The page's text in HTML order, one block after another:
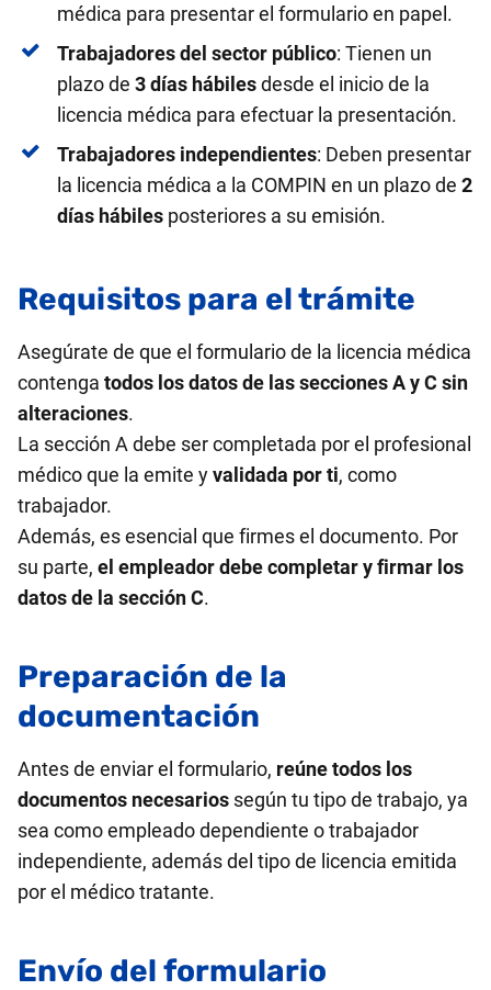
médica para presentar el formulario en papel.
Trabajadores del sector público: Tienen un
plazo de 3 días hábilesdesde el inicio de la
licencia médica para efectuar la presentación.
Trabajadores independientes: Deben presentar
la licencia médica a la COMPIN en un plazo de 2
días hábiles posteriores a su emisión.
Requisitos para el trámite
Asegúrate de que el formulario de la licencia médica
contenga todos los datos de las secciones A y C sin
alteraciones.
La sección A debe ser completada por el profesional
médico que la emite yvalidada por ti, como
trabajador.
Además, es esencial que firmes el documento. Por
su parte, el empleador debe completar y firmar los
datos de la sección C.
Preparación de la
documentación
Antes de enviar el formulario, reúne todos los
documentos necesarios según tu tipo de trabajo, ya
sea como empleado dependiente o trabajador
independiente, además del tipo de licencia emitida
por el médico tratante.
Envío del formulario